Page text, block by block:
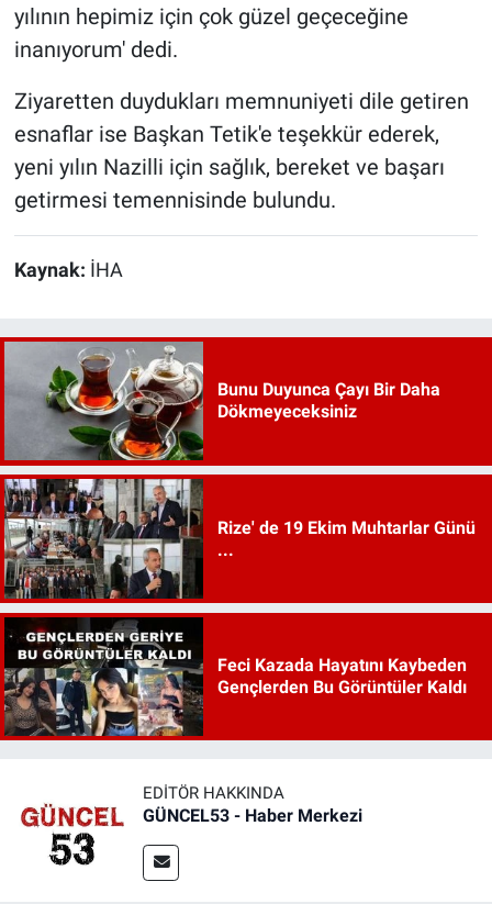
yılının hepimiz için çok güzel geçeceğine
inanıyorum' dedi.
Ziyaretten duydukları memnuniyeti dile getiren
esnaflar ise Başkan Tetik'e teşekkür ederek,
yeni yılın Nazilli için sağlık, bereket ve başarı
getirmesi temennisinde bulundu.
Kaynak: İHA
Bunu Duyunca Çayı Bir Daha
Dökmeyeceksiniz
Rize' de 19 Ekim Muhtarlar Günü
...
Feci Kazada Hayatını Kaybeden
Gençlerden Bu Görüntüler Kaldı
EDITÖR HAKKINDA
GÜNCEL53 - Haber Merkezi